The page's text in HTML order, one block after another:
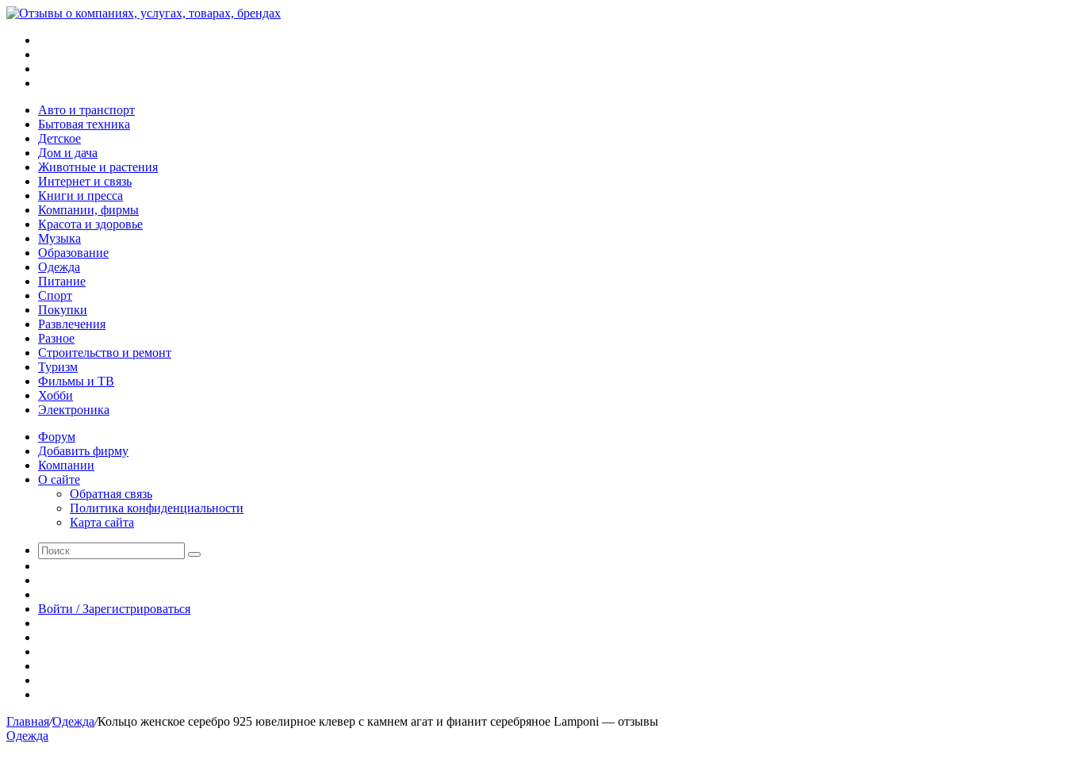
Авто и транспорт
Бытовая техника
Детское
Дом и дача
Животные и растения
Интернет и связь
Книги и пресса
Компании, фирмы
Красота и здоровье
Музыка
Образование
Одежда
Питание
Спорт
Покупки
Развлечения
Разное
Строительство и ремонт
Туризм
Фильмы и ТВ
Хобби
Электроника
Форум
Добавить фирму
Компании
О сайте
Обратная связь
Политика конфиденциальности
Карта сайта
Поиск
статья
Войти / Зарегистрироваться
Главная/Одежда/Кольцо женское серебро 925 ювелирное клевер с камнем агат и фианит серебряное Lamponi — отзывы
Одежда